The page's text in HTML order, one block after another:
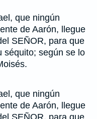
que ningún
de Aarón, llegue
SEÑOR, para que
séquito; según se lo
que ningún
de Aarón, llegue
SEÑOR, para que